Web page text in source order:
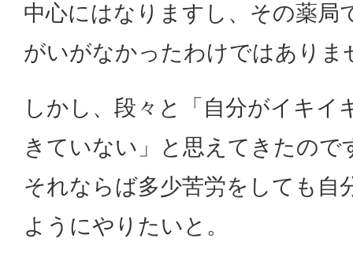
中心にはなりますし、その薬局
がいがなかったわけではありま
しかし、段々と「自分がイキイ
きていない」と思えてきたので
それならば多少苦労をしても自
ようにやりたいと。